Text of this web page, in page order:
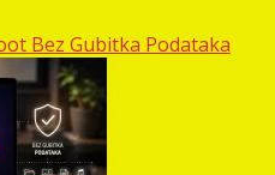
Bez Gubitka Podataka